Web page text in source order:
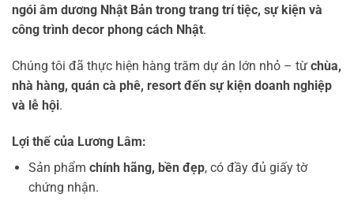
ngói âm dương Nhật Bản trong trang trí tiệc, sự kiện và
công trình decor phong cách Nhật.
Chúng tôi đã thực hiện hàng trăm dự án lớn nhỏ – từ chùa,
nhà hàng, quán cà phê, resort đến sự kiện doanh nghiệp
và lễ hội.
Lợi thế của Lương Lâm:
Sản phẩm chính hãng, bền đẹp, có đầy đủ giấy tờ
chứng nhận.